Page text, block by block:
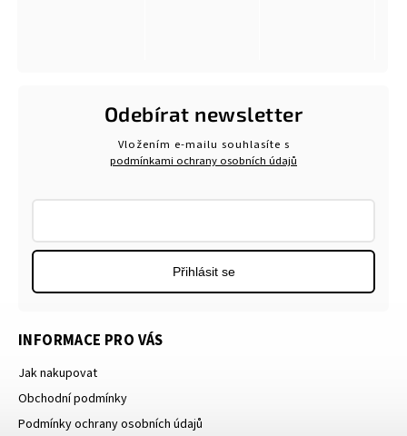
INFORMACE PRO VÁS
Jak nakupovat
Obchodní podmínky
Podmínky ochrany osobních údajů
Odebírat newsletter
Vložením e-mailu souhlasíte s
podmínkami ochrany osobních údajů
Přihlásit se